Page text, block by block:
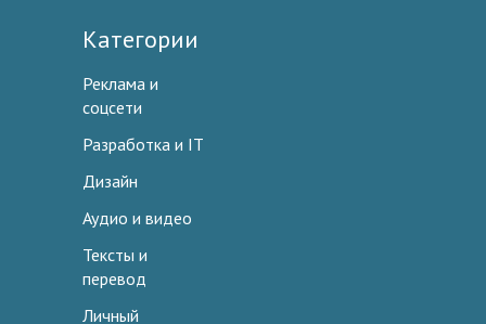
Категории
Реклама и
соцсети
Разработка и IT
Дизайн
Аудио и видео
Тексты и
перевод
Личный